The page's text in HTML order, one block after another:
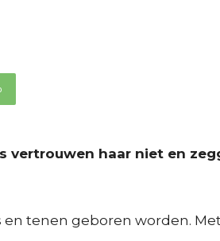
vertrouwen haar niet en
tenen geboren worden.